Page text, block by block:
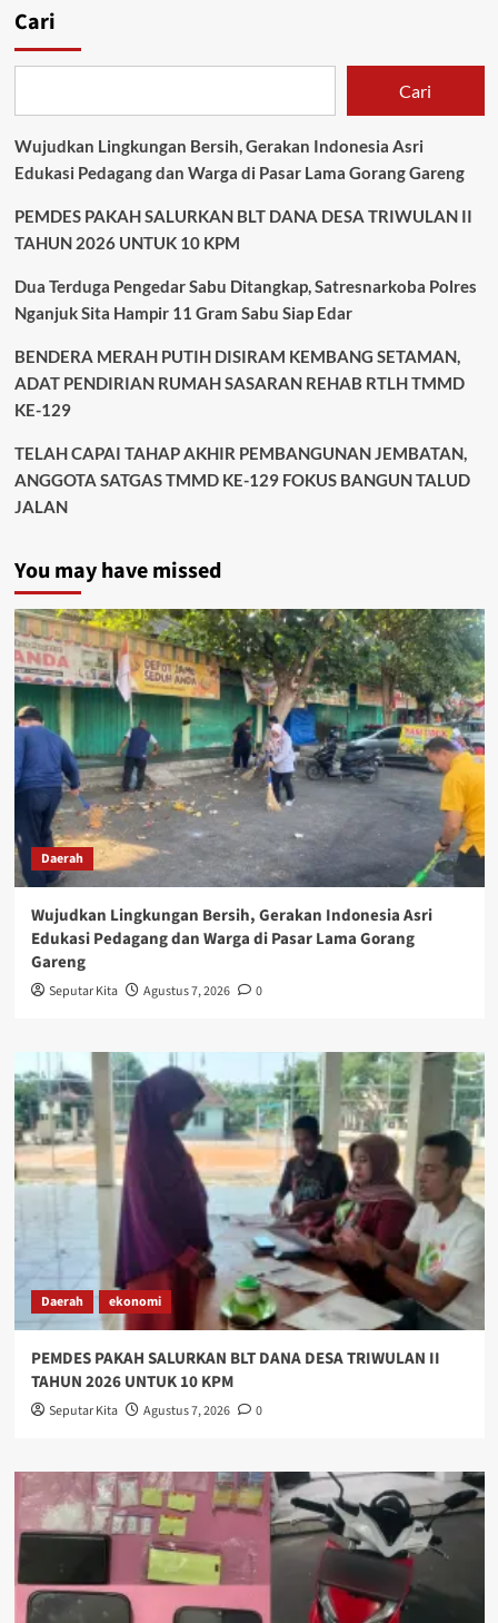
Kapolres
Cup
Warnai
Hari
ke-
80
Cari
Cari
Wujudkan Lingkungan Bersih, Gerakan Indonesia Asri
Edukasi Pedagang dan Warga di Pasar Lama Gorang Gareng
PEMDES PAKAH SALURKAN BLT DANA DESA TRIWULAN II
TAHUN 2026 UNTUK 10 KPM
Dua Terduga Pengedar Sabu Ditangkap, Satresnarkoba Polres
Nganjuk Sita Hampir 11 Gram Sabu Siap Edar
BENDERA MERAH PUTIH DISIRAM KEMBANG SETAMAN,
ADAT PENDIRIAN RUMAH SASARAN REHAB RTLH TMMD
KE-129
TELAH CAPAI TAHAP AKHIR PEMBANGUNAN JEMBATAN,
ANGGOTA SATGAS TMMD KE-129 FOKUS BANGUN TALUD
JALAN
You may have missed
Daerah
Wujudkan Lingkungan Bersih, Gerakan Indonesia Asri
Edukasi Pedagang dan Warga di Pasar Lama Gorang
Gareng
Seputar Kita Agustus 7, 2026 0
Daerah ekonomi
PEMDES PAKAH SALURKAN BLT DANA DESA TRIWULAN II
TAHUN 2026 UNTUK 10 KPM
Seputar Kita Agustus 7, 2026 0